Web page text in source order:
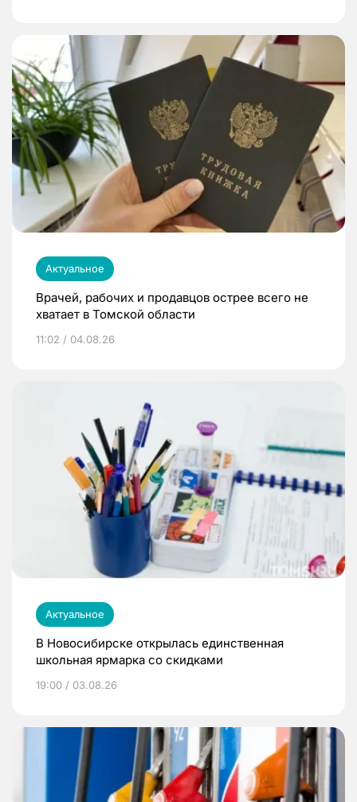
Актуальное
Врачей, рабочих и продавцов острее всего не
хватает в Томской области
11:02 / 04.08.26
Актуальное
В Новосибирске открылась единственная
школьная ярмарка со скидками
19:00 / 03.08.26